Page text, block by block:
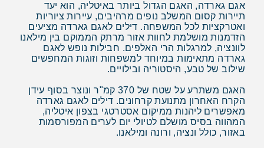
אגם גארדה, האגם הגדול ביותר באיטליה, הוא יעד
תיירות קסום המשלב נופים מרהיבים, עיירות ציוריות
ואטרקציות לכל המשפחה. דילים לאגם גארדה מציעים
הזדמנות מושלמת לחוות אזור מרתק הממוקם בין מילאנו
לוונציה, למרגלות הרי האלפים. חבילות נופש לאגם
גארדה מתאימות במיוחד למשפחות וזוגות המחפשים
שילוב של טבע, היסטוריה ובילויים.
האגם משתרע על שטח של 370 קמ"ר ונוצר בסוף עידן
הקרח האחרון מתנועת קרחונים. דילים לאגם גארדה
מאפשרים ליהנות ממיקום אסטרטגי בצפון איטליה,
המהווה בסיס מושלם לטיולי יום לערים המפורסמות
באזור, כולל ונציה, ורונה ומילאנו.